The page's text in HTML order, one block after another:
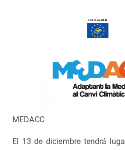
MEDACC
El 13 de diciembre tendrá